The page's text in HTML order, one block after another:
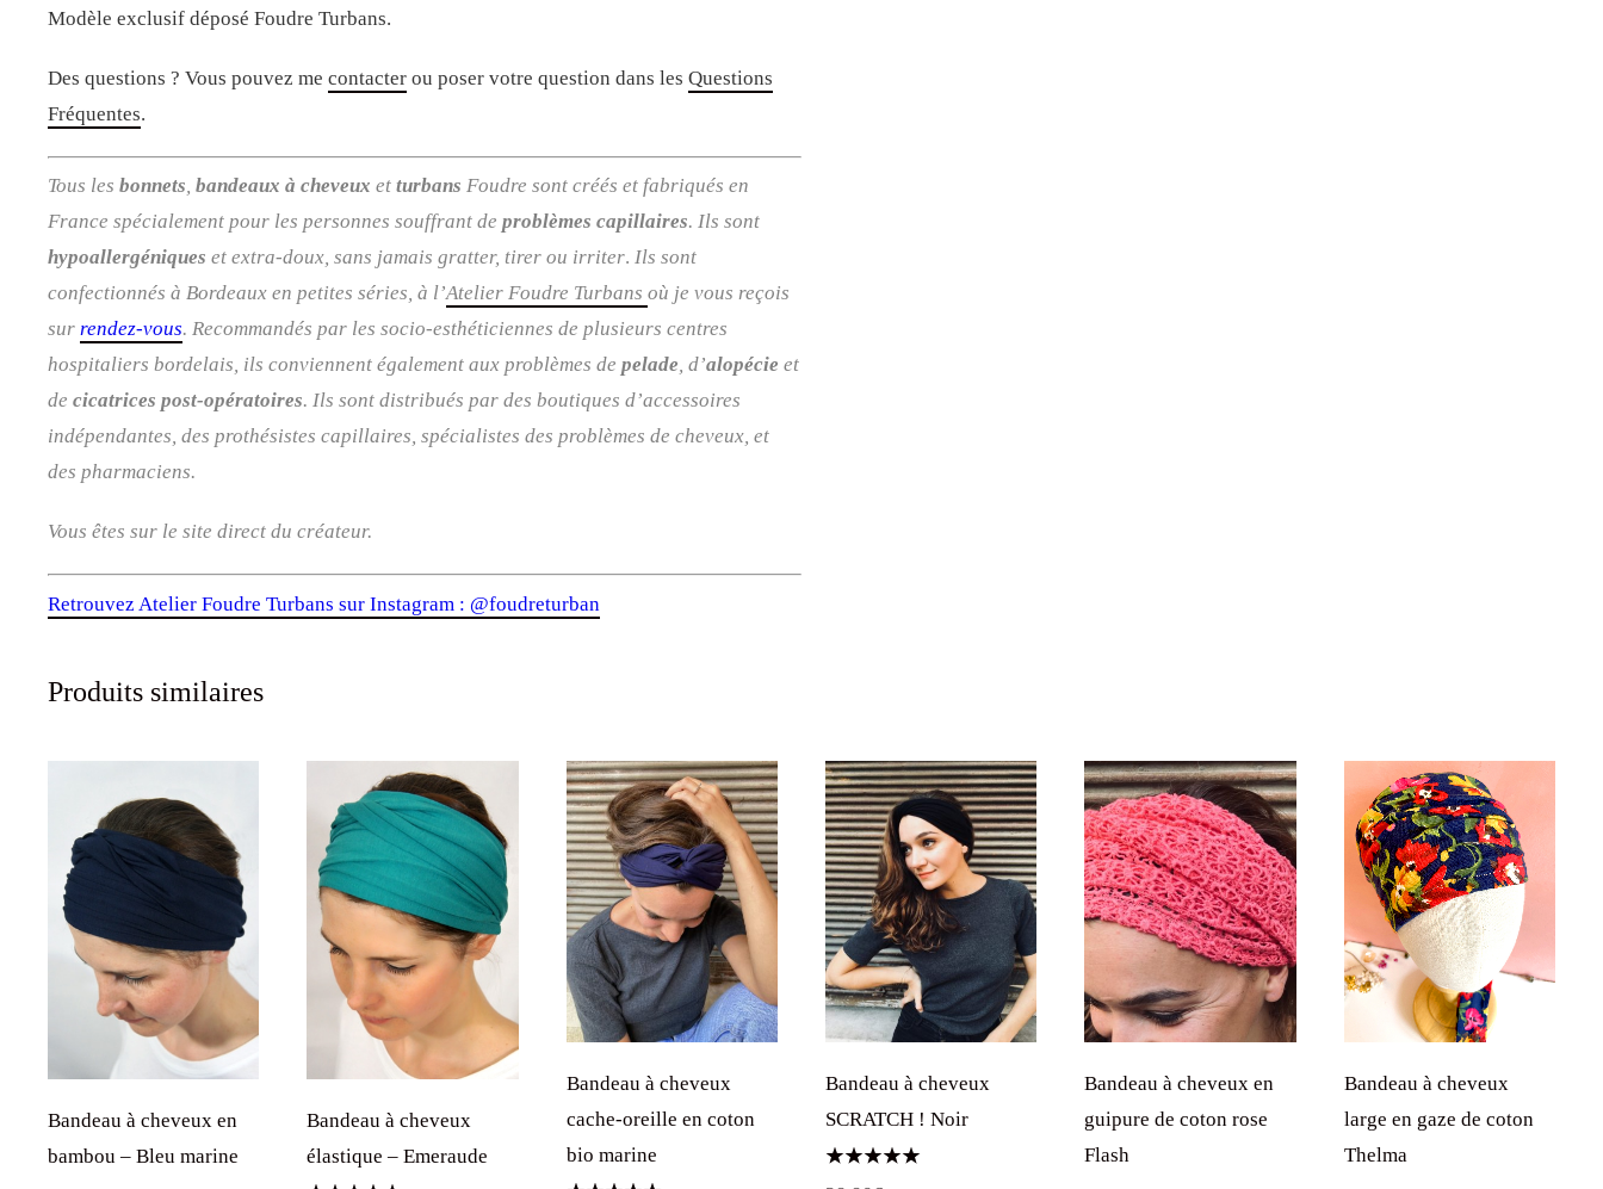
Modèle exclusif déposé Foudre Turbans.
Des questions ? Vous pouvez me contacter ou poser votre question dans les Questions
Fréquentes.
Tous les bonnets, bandeaux à cheveux et turbans Foudre sont créés et fabriqués en
France spécialement pour les personnes souffrant de problèmes capillaires. Ils sont
hypoallergéniques et extra-doux, sans jamais gratter, tirer ou irriter. Ils sont
confectionnés à Bordeaux en petites séries, à l’Atelier Foudre Turbans où je vous reçois
sur rendez-vous. Recommandés par les socio-esthéticiennes de plusieurs centres
hospitaliers bordelais, ils conviennent également aux problèmes de pelade, d’alopécie et
de cicatrices post-opératoires. Ils sont distribués par des boutiques d’accessoires
indépendantes, des prothésistes capillaires, spécialistes des problèmes de cheveux, et
des pharmaciens.
Vous êtes sur le site direct du créateur.
Retrouvez Atelier Foudre Turbans sur Instagram : @foudreturban
Produits similaires
Bandeau à cheveux en
bambou – Bleu marine
Bandeau à cheveux
élastique – Emeraude
Bandeau à cheveux
cache-oreille en coton
bio marine
Bandeau à cheveux
SCRATCH ! Noir
Bandeau à cheveux en
guipure de coton rose
Flash
Bandeau à cheveux
large en gaze de coton
Thelma